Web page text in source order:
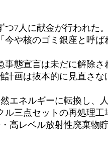
人に献金が行われた
や核のゴミ銀座と呼
態宣言は未だに解除さ
画は抜本的に見直さな
ネルギーに転換し、
三点セットの再処理工
レベル放射性廃棄物